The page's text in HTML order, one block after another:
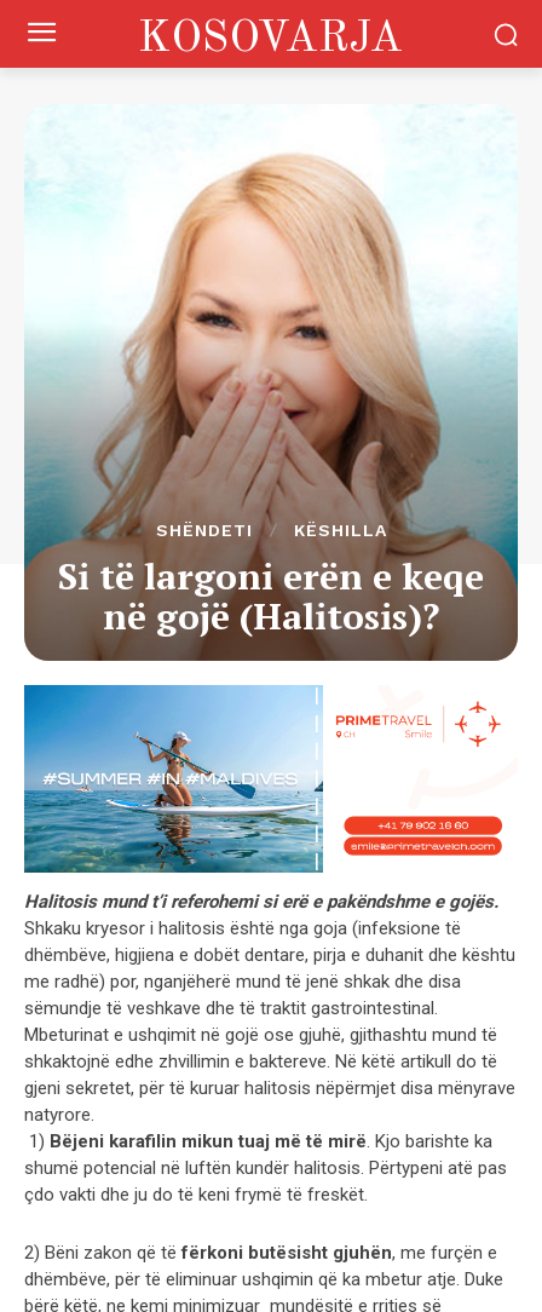
KOSOVARJA
SHËNDETI KËSHILLA
Si të largoni erën e keqe
në gojë (Halitosis)?
Halitosis mund t’i referohemi si erë e pakëndshme e gojës.
Shkaku kryesor i halitosis është nga goja (infeksione të
dhëmbëve, higjiena e dobët dentare, pirja e duhanit dhe kështu
me radhë) por, nganjëherë mund të jenë shkak dhe disa
sëmundje të veshkave dhe të traktit gastrointestinal.
Mbeturinat e ushqimit në gojë ose gjuhë, gjithashtu mund të
shkaktojnë edhe zhvillimin e baktereve. Në këtë artikull do të
gjeni sekretet, për të kuruar halitosis nëpërmjet disa mënyrave
natyrore.
1) Bëjeni karafilin mikun tuaj më të mirë. Kjo barishte ka
shumë potencial në luftën kundër halitosis. Përtypeni atë pas
çdo vakti dhe ju do të keni frymë të freskët.
2) Bëni zakon që tëfërkoni butësisht gjuhën, me furçën e
dhëmbëve, për të eliminuar ushqimin që ka mbetur atje. Duke
bërë këtë, ne kemi minimizuar mundësitë e rritjes së